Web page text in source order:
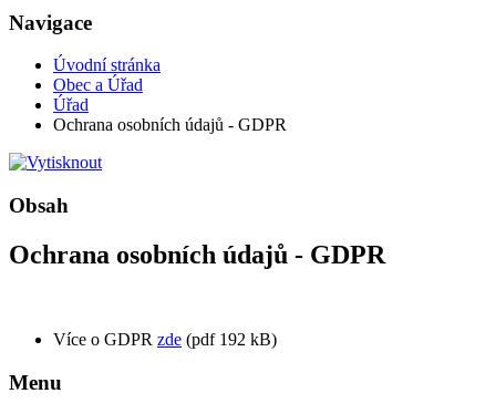
Navigace
Úvodní stránka
Obec a Úřad
Úřad
Ochrana osobních údajů - GDPR
Obsah
Ochrana osobních údajů - GDPR
Více o GDPR zde (pdf 192 kB)
Menu